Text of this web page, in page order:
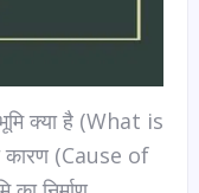
क्या है (What is
कारण (Cause of